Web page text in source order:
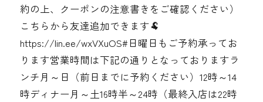
約の上、クーポンの注意書きをご確認ください）
こちらから友達追加できます🐏
https://lin.ee/wxVXuOS#日曜日もご予約承ってお
ります営業時間は下記の通りとなっております️ラ
ンチ月～日（前日までに予約ください）12時～14
時ディナー月～土16時半～24時（最終入店は22時